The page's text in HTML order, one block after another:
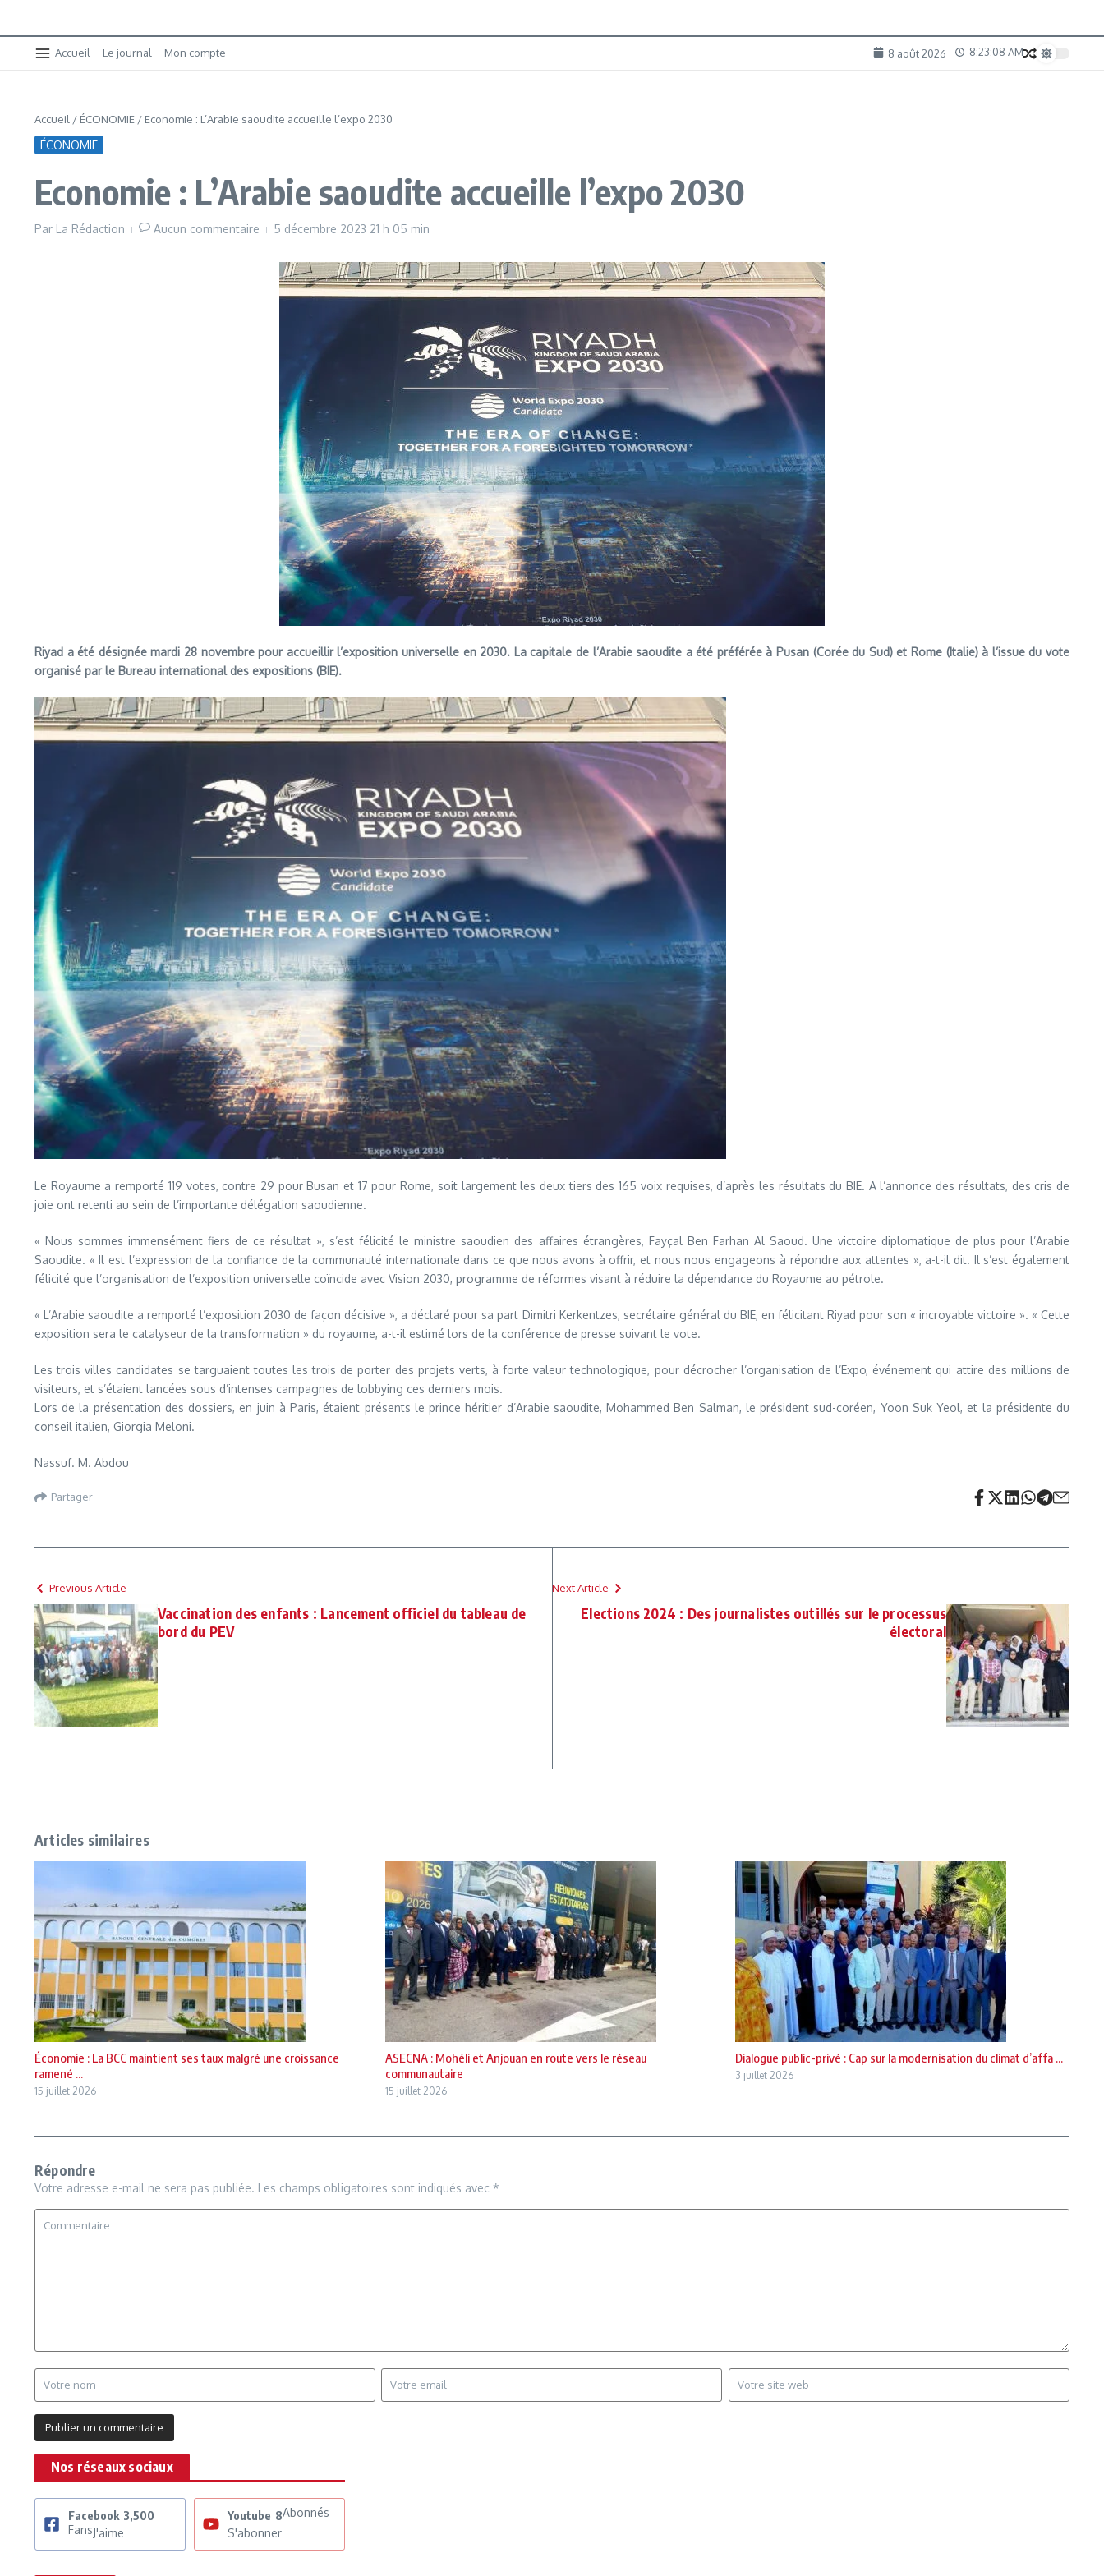
Accueil Le journal Mon compte 8 août 2026 8:23:09 AM
Accueil / ÉCONOMIE / Economie : L’Arabie saoudite accueille l’expo 2030
ÉCONOMIE
Economie : L’Arabie saoudite accueille l’expo 2030
Par La Rédaction Aucun commentaire 5 décembre 2023 21 h 05 min
Riyad a été désignée mardi 28 novembre pour accueillir l’exposition universelle en 2030. La capitale de l’Arabie saoudite a été préférée à Pusan (Corée du Sud) et Rome (Italie) à l’issue du vote
organisé par le Bureau international des expositions (BIE).
Le Royaume a remporté 119 votes, contre 29 pour Busan et 17 pour Rome, soit largement les deux tiers des 165 voix requises, d’après les résultats du BIE. A l’annonce des résultats, des cris de
joie ont retenti au sein de l’importante délégation saoudienne.
« Nous sommes immensément fiers de ce résultat », s’est félicité le ministre saoudien des affaires étrangères, Fayçal Ben Farhan Al Saoud. Une victoire diplomatique de plus pour l’Arabie
Saoudite. « Il est l’expression de la confiance de la communauté internationale dans ce que nous avons à offrir, et nous nous engageons à répondre aux attentes », a-t-il dit. Il s’est également
félicité que l’organisation de l’exposition universelle coïncide avec Vision 2030, programme de réformes visant à réduire la dépendance du Royaume au pétrole.
« L’Arabie saoudite a remporté l’exposition 2030 de façon décisive », a déclaré pour sa part Dimitri Kerkentzes, secrétaire général du BIE, en félicitant Riyad pour son « incroyable victoire ». « Cette
exposition sera le catalyseur de la transformation » du royaume, a-t-il estimé lors de la conférence de presse suivant le vote.
Les trois villes candidates se targuaient toutes les trois de porter des projets verts, à forte valeur technologique, pour décrocher l’organisation de l’Expo, événement qui attire des millions de
visiteurs, et s’étaient lancées sous d’intenses campagnes de lobbying ces derniers mois.
Lors de la présentation des dossiers, en juin à Paris, étaient présents le prince héritier d’Arabie saoudite, Mohammed Ben Salman, le président sud-coréen, Yoon Suk Yeol, et la présidente du
conseil italien, Giorgia Meloni.
Nassuf. M. Abdou
Partager
Previous Article
Vaccination des enfants : Lancement officiel du tableau de
bord du PEV
Next Article
Elections 2024 : Des journalistes outillés sur le processus
électoral
Articles similaires
Économie : La BCC maintient ses taux malgré une croissance
ramené ...
15 juillet 2026
ASECNA : Mohéli et Anjouan en route vers le réseau
communautaire
15 juillet 2026
Dialogue public-privé : Cap sur la modernisation du climat d’affa ...
3 juillet 2026
Répondre
Votre adresse e-mail ne sera pas publiée. Les champs obligatoires sont indiqués avec *
Nos réseaux sociaux
Facebook 3,500
FansJ'aime
Youtube 8Abonnés
S'abonner